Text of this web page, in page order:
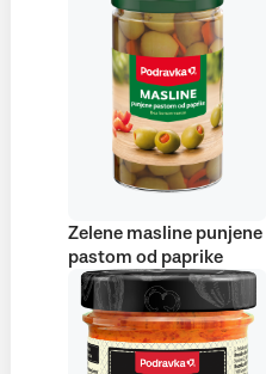
Zelene masline punjene
pastom od paprike